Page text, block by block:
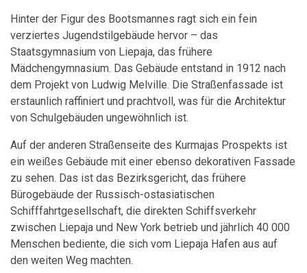
Hinter der Figur des Bootsmannes ragt sich ein fein
verziertes Jugendstilgebäude hervor – das
Staatsgymnasium von Liepaja, das frühere
Mädchengymnasium. Das Gebäude entstand in 1912 nach
dem Projekt von Ludwig Melville. Die Straßenfassade ist
erstaunlich raffiniert und prachtvoll, was für die Architektur
von Schulgebäuden ungewöhnlich ist.
Auf der anderen Straßenseite des Kurmajas Prospekts ist
ein weißes Gebäude mit einer ebenso dekorativen Fassade
zu sehen. Das ist das Bezirksgericht, das frühere
Bürogebäude der Russisch-ostasiatischen
Schifffahrtgesellschaft, die direkten Schiffsverkehr
zwischen Liepaja und New York betrieb und jährlich 40 000
Menschen bediente, die sich vom Liepaja Hafen aus auf
den weiten Weg machten.